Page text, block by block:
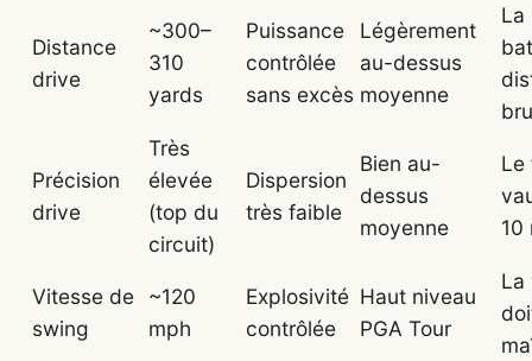
Distance
drive
~300–
310
yards
Puissance
contrôlée
sans excès
Légèrement
au-dessus
moyenne
La
Précision
drive
Très
élevée
(top du
circuit)
Dispersion
très faible
Bien au-
dessus
moyenne
Le
10
Vitesse de
swing
~120
mph
Explosivité
contrôlée
Haut niveau
PGA Tour
La